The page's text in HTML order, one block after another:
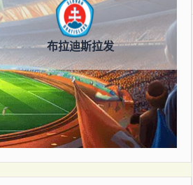
布拉迪斯拉发